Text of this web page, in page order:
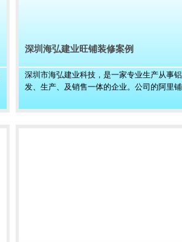
深圳海弘建业旺铺装修案例
深圳市海弘建业科技，是一家专业生产从事
发、生产、及销售一体的企业。公司的阿里